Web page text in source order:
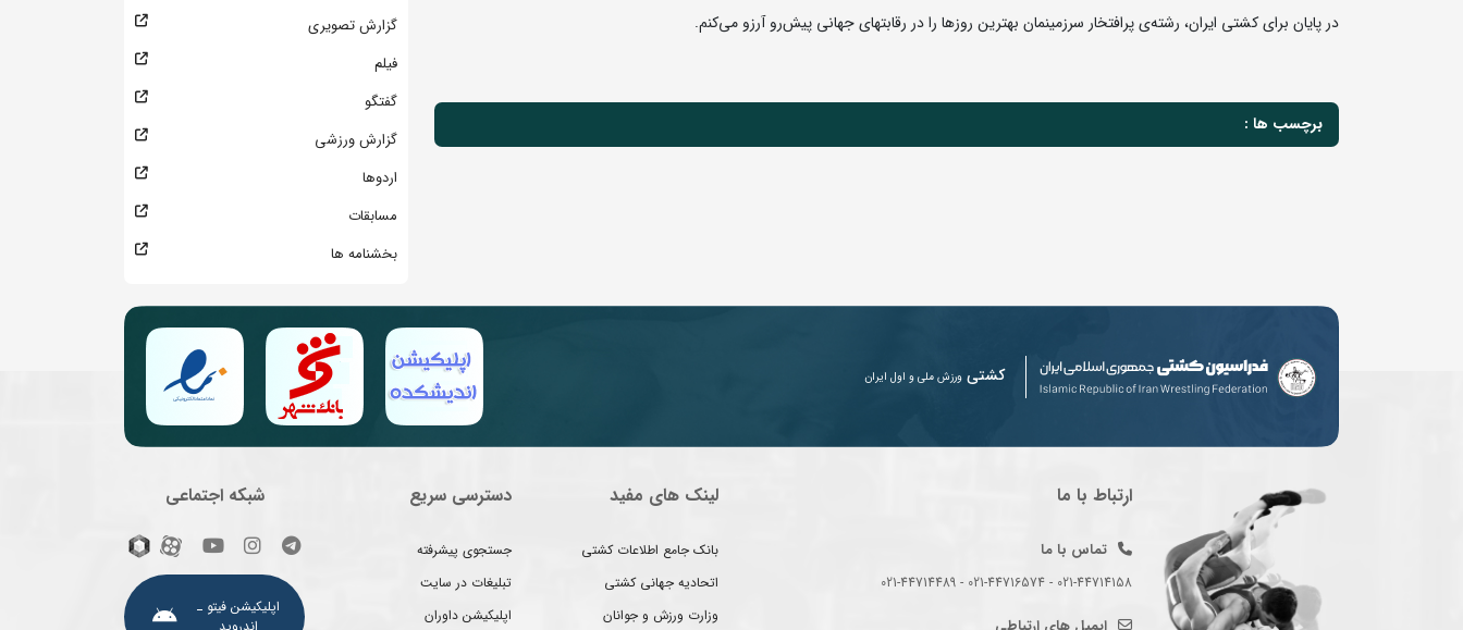
در پایان برای کشتی ایران، رشته‌ی پرافتخار سرزمینمان بهترین روزها را در رقابتهای جهانی پیش‌رو آرزو می‌کنم.
برچسب ها :
گزارش تصویری
فیلم
گفتگو
گزارش ورزشی
اردوها
مسابقات
بخشنامه ها
کشتی ورزش ملی و اول ایران
ارتباط با ما
تماس با ما
021-44714158 - 021-44716574 - 021-44714489
لینک های مفید
بانک جامع اطلاعات کشتی
اتحادیه جهانی کشتی
وزارت ورزش و جوانان
دسترسی سریع
جستجوی پیشرفته
تبلیغات در سایت
اپلیکیشن داوران
شبکه اجتماعی
اپلیکیشن فیتو ـ